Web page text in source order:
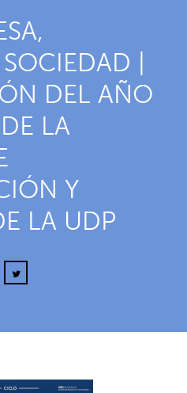
|
DEL AÑO
LA
Y
LA UDP